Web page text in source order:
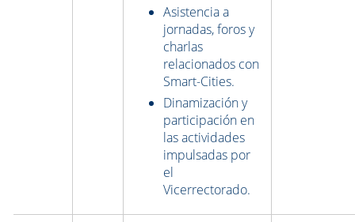
Asistencia a
jornadas, foros y
charlas
relacionados con
Smart-Cities.
Dinamización y
participación en
las actividades
impulsadas por
el
Vicerrectorado.